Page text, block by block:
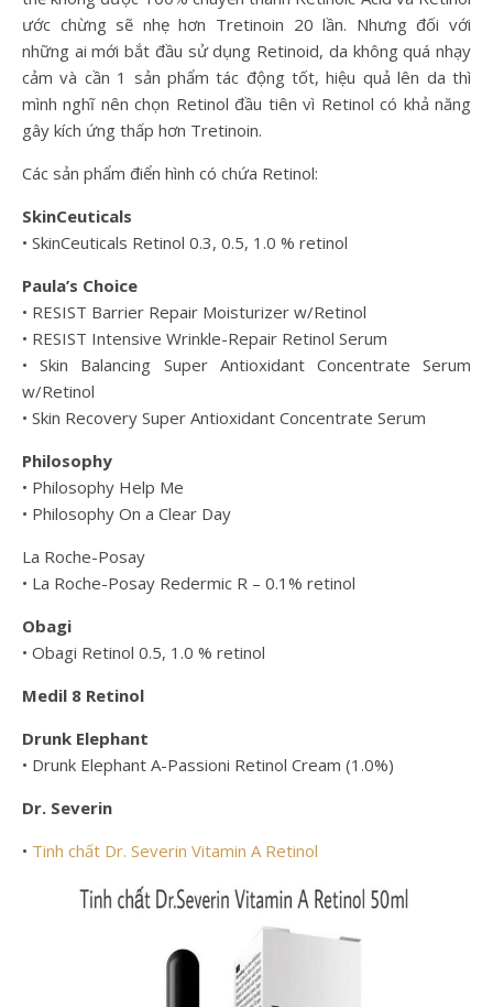
ước chừng sẽ nhẹ hơn Tretinoin 20 lần. Nhưng đối với
những ai mới bắt đầu sử dụng Retinoid, da không quá nhạy
cảm và cần 1 sản phẩm tác động tốt, hiệu quả lên da thì
mình nghĩ nên chọn Retinol đầu tiên vì Retinol có khả năng
gây kích ứng thấp hơn Tretinoin.
Các sản phẩm điển hình có chứa Retinol:
SkinCeuticals
• SkinCeuticals Retinol 0.3, 0.5, 1.0 % retinol
Paula’s Choice
• RESIST Barrier Repair Moisturizer w/Retinol
• RESIST Intensive Wrinkle-Repair Retinol Serum
• Skin Balancing Super Antioxidant Concentrate Serum
w/Retinol
• Skin Recovery Super Antioxidant Concentrate Serum
Philosophy
• Philosophy Help Me
• Philosophy On a Clear Day
La Roche-Posay
• La Roche-Posay Redermic R – 0.1% retinol
Obagi
• Obagi Retinol 0.5, 1.0 % retinol
Medil 8 Retinol
Drunk Elephant
• Drunk Elephant A-Passioni Retinol Cream (1.0%)
Dr. Severin
• Tinh chất Dr. Severin Vitamin A Retinol